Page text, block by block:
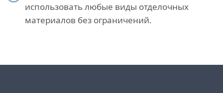
использовать любые виды отделочных
материалов без ограничений.